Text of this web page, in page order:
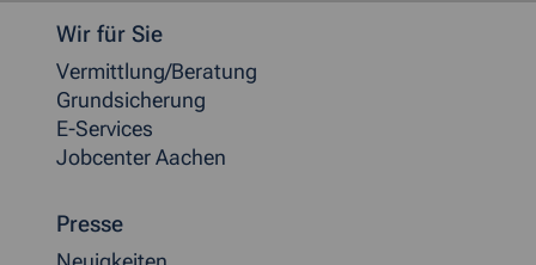
Weitere allgemeine Informationen
Wir für Sie
Vermittlung/Beratung
Grundsicherung
E-Services
Jobcenter Aachen
Presse